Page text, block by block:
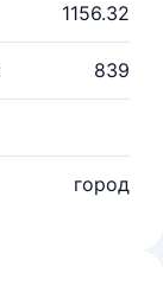
1156.32
839
город